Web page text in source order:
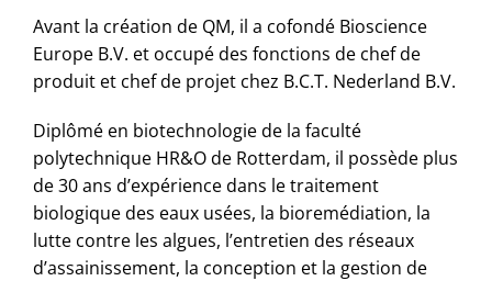
Avant la création de QM, il a cofondé Bioscience
Europe B.V. et occupé des fonctions de chef de
produit et chef de projet chez B.C.T. Nederland B.V.
Diplômé en biotechnologie de la faculté
polytechnique HR&O de Rotterdam, il possède plus
de 30 ans d’expérience dans le traitement
biologique des eaux usées, la bioremédiation, la
lutte contre les algues, l’entretien des réseaux
d’assainissement, la conception et la gestion de